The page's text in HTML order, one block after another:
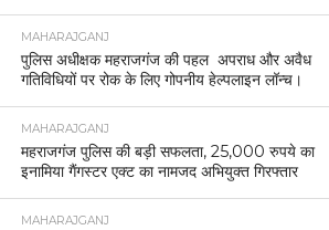
MAHARAJGANJ
पुलिस अधीक्षक महराजगंज की पहल अपराध और अवैध
गतिविधियों पर रोक के लिए गोपनीय हेल्पलाइन लॉन्च।
MAHARAJGANJ
महराजगंज पुलिस की बड़ी सफलता, 25,000 रुपये का
इनामिया गैंगस्टर एक्ट का नामजद अभियुक्त गिरफ्तार
MAHARAJGANJ